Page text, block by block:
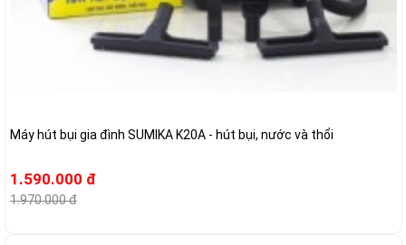
Máy hút bụi gia đình SUMIKA K20A - hút bụi, nước và thổi
1.590.000 đ
1.970.000 đ